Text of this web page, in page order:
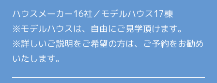
ハウスメーカー16社／モデルハウス17棟
※モデルハウスは、自由にご見学頂けます。
※詳しいご説明をご希望の方は、ご予約をお勧め
いたします。